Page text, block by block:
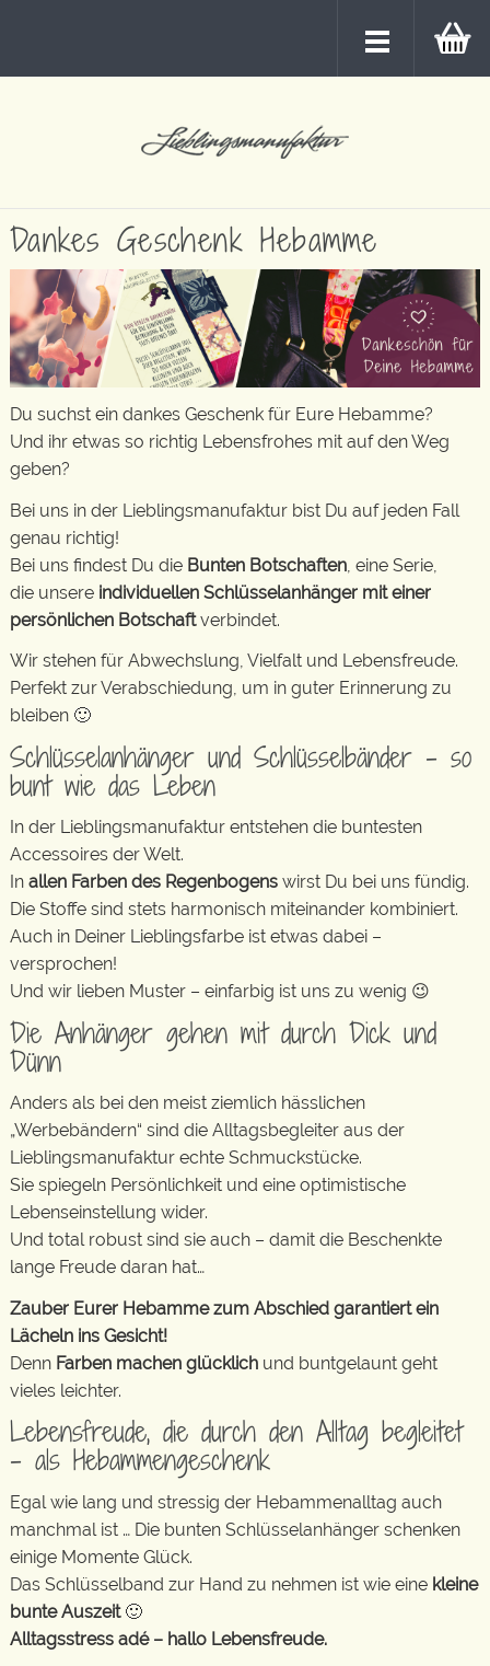
Dankes Geschenk Hebamme
Du suchst ein dankes Geschenk für Eure Hebamme?
Und ihr etwas so richtig Lebensfrohes mit auf den Weg
geben?
Bei uns in der Lieblingsmanufaktur bist Du auf jeden Fall
genau richtig!
Bei uns findest Du die Bunten Botschaften , eine Serie,
die unsere individuellen Schlüsselanhänger mit einer
persönlichen Botschaftverbindet.
Wir stehen für Abwechslung, Vielfalt und Lebensfreude.
Perfekt zur Verabschiedung, um in guter Erinnerung zu
bleiben 🙂
Schlüsselanhänger und Schlüsselbänder – so
bunt wie das Leben
In der Lieblingsmanufaktur entstehen die buntesten
Accessoires der Welt.
In allen Farben des Regenbogens wirst Du bei uns fündig.
Die Stoffe sind stets harmonisch miteinander kombiniert.
Auch in Deiner Lieblingsfarbe ist etwas dabei –
versprochen!
Und wir lieben Muster – einfarbig ist uns zu wenig 😉
Die Anhänger gehen mit durch Dick und
Dünn
Anders als bei den meist ziemlich hässlichen
„Werbebändern“ sind die Alltagsbegleiter aus der
Lieblingsmanufaktur echte Schmuckstücke.
Sie spiegeln Persönlichkeit und eine optimistische
Lebenseinstellung wider.
Und total robust sind sie auch – damit die Beschenkte
lange Freude daran hat…
Zauber Eurer Hebamme zum Abschied garantiert ein
Lächeln ins Gesicht!
Denn Farben machen glücklich und buntgelaunt geht
vieles leichter.
Lebensfreude, die durch den Alltag begleitet
– als Hebammengeschenk
Egal wie lang und stressig der Hebammenalltag auch
manchmal ist … Die bunten Schlüsselanhänger schenken
einige Momente Glück.
Das Schlüsselband zur Hand zu nehmen ist wie eine kleine
bunte Auszeit🙂
Alltagsstress adé – hallo Lebensfreude.